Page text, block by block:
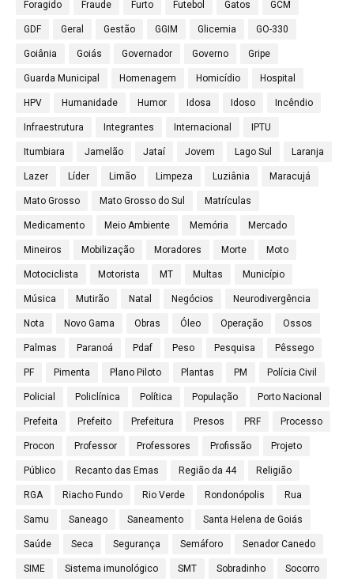
Foragido Fraude Furto Futebol Gatos GCM
GDF Geral Gestão GGIM Glicemia GO-330
Goiânia Goiás Governador Governo Gripe
Guarda Municipal Homenagem Homicídio Hospital
HPV Humanidade Humor Idosa Idoso Incêndio
Infraestrutura Integrantes Internacional IPTU
Itumbiara Jamelão Jataí Jovem Lago Sul Laranja
Lazer Líder Limão Limpeza Luziânia Maracujá
Mato Grosso Mato Grosso do Sul Matrículas
Medicamento Meio Ambiente Memória Mercado
Mineiros Mobilização Moradores Morte Moto
Motociclista Motorista MT Multas Município
Música Mutirão Natal Negócios Neurodivergência
Nota Novo Gama Obras Óleo Operação Ossos
Palmas Paranoá Pdaf Peso Pesquisa Pêssego
PF Pimenta Plano Piloto Plantas PM Polícia Civil
Policial Policlínica Política População Porto Nacional
Prefeita Prefeito Prefeitura Presos PRF Processo
Procon Professor Professores Profissão Projeto
Público Recanto das Emas Região da 44 Religião
RGA Riacho Fundo Rio Verde Rondonópolis Rua
Samu Saneago Saneamento Santa Helena de Goiás
Saúde Seca Segurança Semáforo Senador Canedo
SIME Sistema imunológico SMT Sobradinho Socorro